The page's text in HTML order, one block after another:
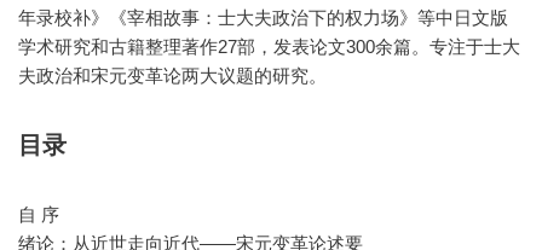
年录校补》《宰相故事：士大夫政治下的权力场》等中日文版
学术研究和古籍整理著作27部，发表论文300余篇。专注于士大
夫政治和宋元变革论两大议题的研究。
目录
自 序
绪论：从近世走向近代——宋元变革论述要